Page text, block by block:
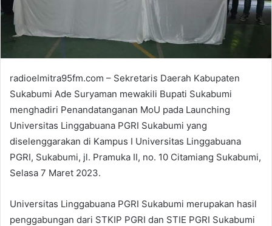
radioelmitra95fm.com – Sekretaris Daerah Kabupaten
Sukabumi Ade Suryaman mewakili Bupati Sukabumi
menghadiri Penandatanganan MoU pada Launching
Universitas Linggabuana PGRI Sukabumi yang
diselenggarakan di Kampus I Universitas Linggabuana
PGRI, Sukabumi, jl. Pramuka II, no. 10 Citamiang Sukabumi,
Selasa 7 Maret 2023.
Universitas Linggabuana PGRI Sukabumi merupakan hasil
penggabungan dari STKIP PGRI dan STIE PGRI Sukabumi